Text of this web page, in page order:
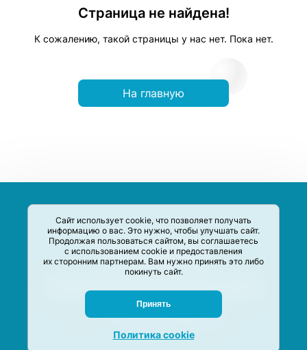
Сайт использует cookie, что позволяет получать
информацию о вас. Это нужно, чтобы улучшать сайт.
Продолжая пользоваться сайтом, вы соглашаетесь
с использованием cookie и предоставления
их сторонним партнерам. Вам нужно принять это либо
покинуть сайт.
Принять
Политика cookie
Страница не найдена!
К сожалению, такой страницы у нас нет. Пока нет.
На главную
систематизации акций и скидок на товары и услуги в РФ
Задать вопрос
© M-Social production 2020 –2026